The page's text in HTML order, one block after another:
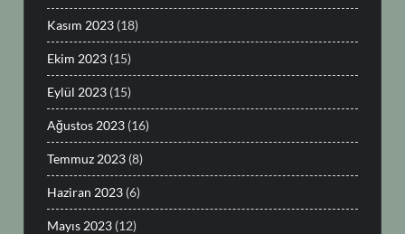
Kasım 2023 (18)
Ekim 2023 (15)
Eylül 2023 (15)
Ağustos 2023 (16)
Temmuz 2023 (8)
Haziran 2023 (6)
Mayıs 2023 (12)